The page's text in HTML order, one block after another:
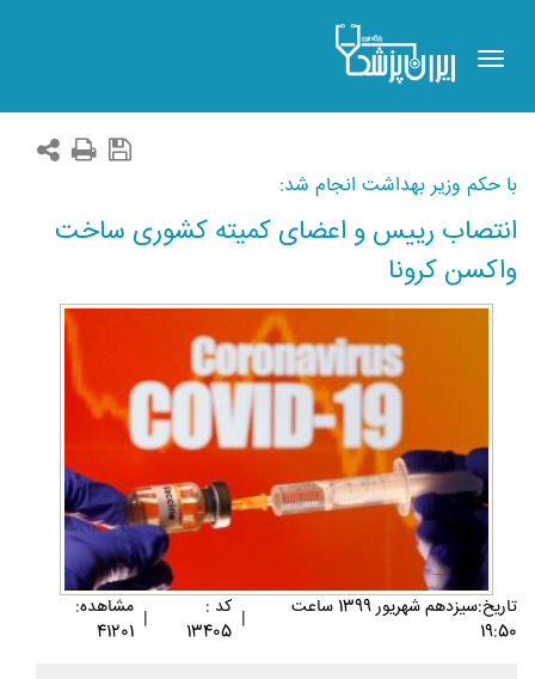
Toggle
navigation
با حکم وزیر بهداشت انجام شد:
انتصاب رییس و اعضای کمیته کشوری ساخت
واکسن کرونا
تاريخ:سيزدهم شهريور 1399 ساعت
19:50
| کد :
13405
| مشاهده:
41201